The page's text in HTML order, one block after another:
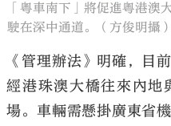
「粵車南下」將促進粵港澳
駛在深中通道。（方俊明攝）
《管理辦法》明確，目
經港珠澳大橋往來內地
場。車輛需懸掛廣東省